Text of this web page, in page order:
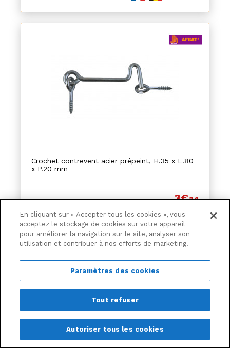
Crochet contrevent acier prépeint, H.35 x L.80
x P.20 mm
3€24
Ajouter au panier
En cliquant sur « Accepter tous les cookies », vous
acceptez le stockage de cookies sur votre appareil
pour améliorer la navigation sur le site, analyser son
utilisation et contribuer à nos efforts de marketing.
Paramètres des cookies
Tout refuser
Autoriser tous les cookies